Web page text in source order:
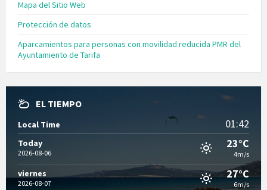
Mapa del Sitio Web
Protección de datos
Aparcamientos para personas con movilidad reducida PMR del
Ayuntamiento de Tarifa
EL TIEMPO
Local Time 01:42
Today
2026-08-06
23°C
4m/s
viernes
2026-08-07
27°C
6m/s